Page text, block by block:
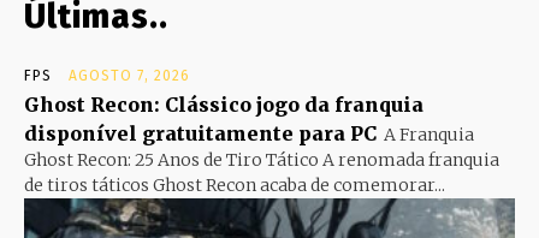
Últimas..
FPS AGOSTO 7, 2026
Ghost Recon: Clássico jogo da franquia
disponível gratuitamente para PC A Franquia
Ghost Recon: 25 Anos de Tiro Tático A renomada franquia
de tiros táticos Ghost Recon acaba de comemorar...